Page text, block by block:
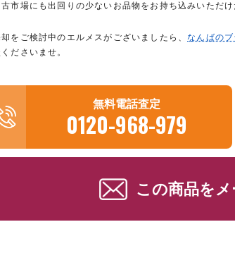
市場にも出回りの少ないお品物をお持ち込みいただ
却をご検討中のエルメスがございましたら、なんばの
ださいませ。
無料電話査定
0120-968-979
この商品を